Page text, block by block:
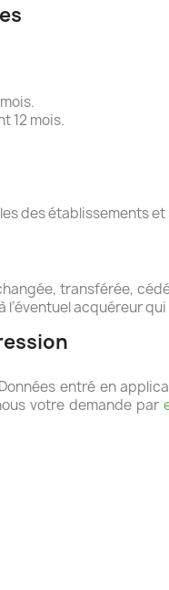
12 mois.
des établissements
transférée,
acquéreur
entré en
votre demande par